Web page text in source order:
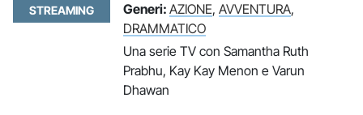
STREAMING
Generi: AZIONE, AVVENTURA,
DRAMMATICO
Una serie TV con Samantha Ruth
Prabhu, Kay Kay Menon e Varun
Dhawan